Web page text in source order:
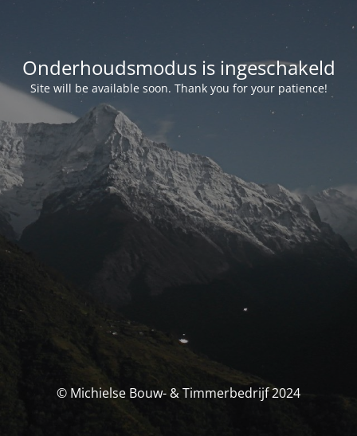
Onderhoudsmodus is ingeschakeld
Site will be available soon. Thank you for your patience!
© Michielse Bouw- & Timmerbedrijf 2024